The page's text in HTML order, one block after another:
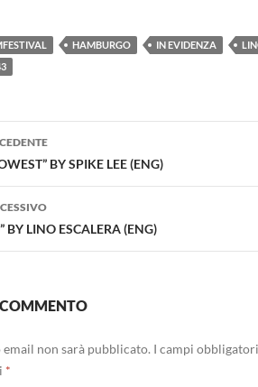
HAMBURGO IN EVIDENZA
BY SPIKE LEE (ENG)
BY LINO ESCALERA (ENG)
non sarà pubblicato. I campi
*